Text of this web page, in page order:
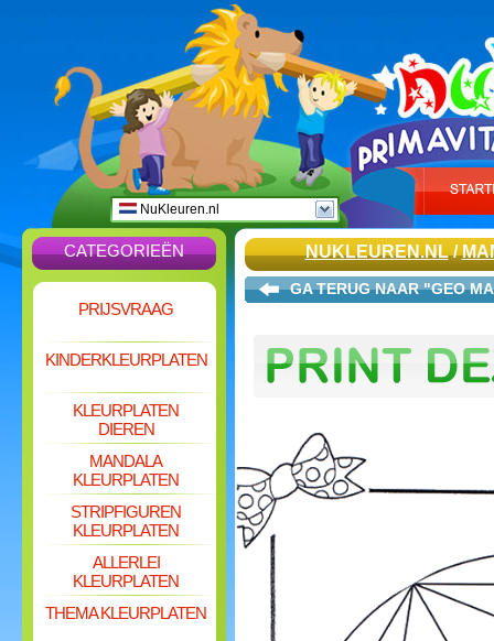
NuKleuren.nl
CATEGORIEËN
PRIJSVRAAG
KINDERKLEURPLATEN
KLEURPLATEN
DIEREN
MANDALA
KLEURPLATEN
STRIPFIGUREN
KLEURPLATEN
ALLERLEI
KLEURPLATEN
THEMA KLEURPLATEN
NUKLEUREN.NL/
GA TERUG NAAR "GEO